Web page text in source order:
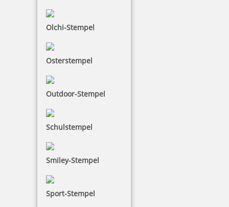
Olchi-Stempel
Osterstempel
Outdoor-Stempel
Schulstempel
Smiley-Stempel
Sport-Stempel
Jetzt gestalten